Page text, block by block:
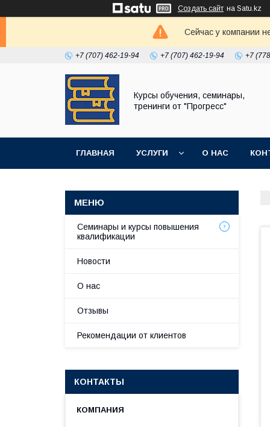
Создать сайт на Satu.kz
Сейчас у компании
+7 (707) 462-19-94 +7 (707) 462-19-94 +7
Курсы обучения, семинары,
тренинги от "Прогресс"
ГЛАВНАЯ УСЛУГИ О НАС
Семинары и курсы повышения
квалификации
Новости
О нас
Отзывы
Рекомендации от клиентов
КОНТАКТЫ